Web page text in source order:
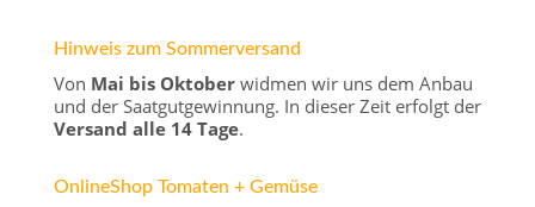
Hinweis zum Sommerversand
Von Mai bis Oktoberwidmen wir uns dem Anbau
und der Saatgutgewinnung. In dieser Zeit erfolgt der
Versand alle 14 Tage.
OnlineShop Tomaten + Gemüse